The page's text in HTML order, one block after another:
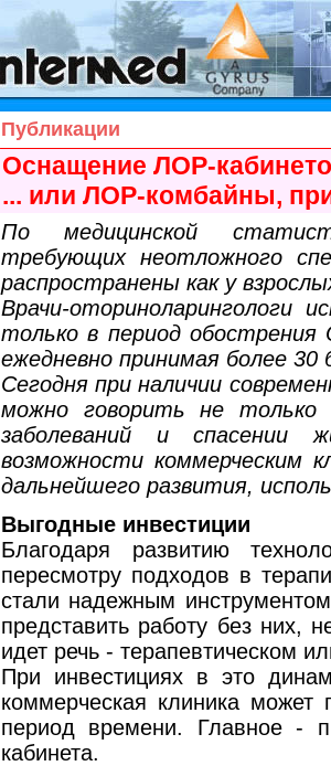
Публикации
Оснащение ЛОР-
... или ЛОР-комбайны,
По медицинской
требующих неотложного
распространены как у
Врачи-оториноларингологи
только в период
ежедневно принимая более 30
Сегодня при наличии
можно говорить не только
заболеваний и спасении
возможности коммерческим
дальнейшего развития,
Выгодные инвестиции
Благодаря развитию
пересмотру подходов в
стали надежным
представить работу без них,
идет речь - терапевтическом
При инвестициях в это
коммерческая клиника может
период времени. Главное -
кабинета.